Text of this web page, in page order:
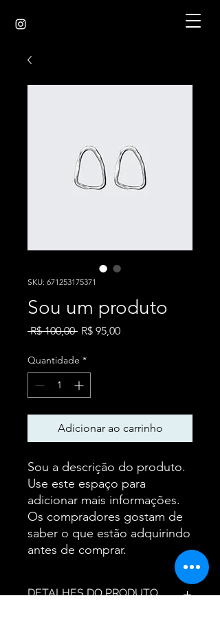
SKU: 671253175371
Sou um produto
R$ 100,00 Preço
R$ 95,00Preço
Quantidade *
Adicionar ao carrinho
Sou a descrição do produto.
Use este espaço para
adicionar mais informações.
Os compradores gostam de
saber o que estão adquirindo
antes de comprar.
DETALHES DO PRODUTO